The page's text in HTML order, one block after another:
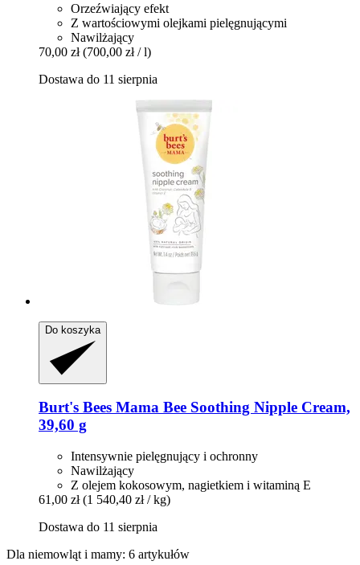
Orzeźwiający efekt
Z wartościowymi olejkami pielęgnującymi
Nawilżający
70,00 zł (700,00 zł / l)
Dostawa do 11 sierpnia
Do koszyka
Burt's Bees Mama Bee Soothing Nipple Cream,
39,60 g
Intensywnie pielęgnujący i ochronny
Nawilżający
Z olejem kokosowym, nagietkiem i witaminą E
61,00 zł (1 540,40 zł / kg)
Dostawa do 11 sierpnia
Dla niemowląt i mamy: 6 artykułów